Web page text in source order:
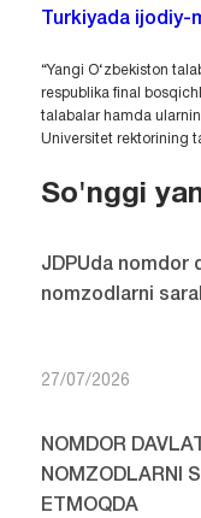
Turkiyada ijodiy-
“Yangi O‘zbekiston
respublika final
talabalar hamda
Universitet rektorining
So'nggi
JDPUda nomdor
nomzodlarni
27/07/2026
NOMDOR
NOMZODLARNI
ETMOQDA